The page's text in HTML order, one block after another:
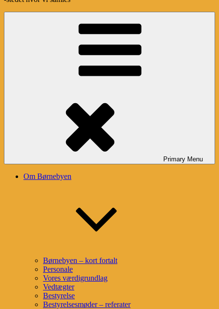
Primary Menu
Om Børnebyen
Børnebyen – kort fortalt
Personale
Vores værdigrundlag
Vedtægter
Bestyrelse
Bestyrelsesmøder – referater